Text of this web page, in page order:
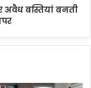
अवैध बस्तियां बनती